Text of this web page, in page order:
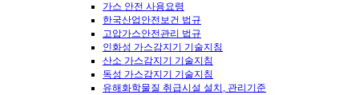
가스 안전 사용요령
한국산업안전보건 법규
고압가스안전관리 법규
인화성 가스감지기 기술지침
산소 가스감지기 기술지침
독성 가스감지기 기술지침
유해화학물질 취급시설 설치, 관리기준